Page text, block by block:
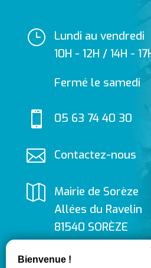
}
Lundi au vendredi
10H - 12H / 14H -
Fermé le samedi
 05 63 74 40 30
 Contactez-nous

Mairie de Sorèze
Allées du Ravelin
81540 SORÈZE
Suivez-nous